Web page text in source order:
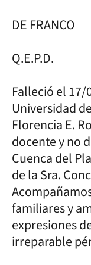
DE FRANCO
Q.E.P.D.
Falleció el 17/
Universidad
Florencia E.
docente y no
Cuenca del
de la Sra.
familiares y
expresiones
irreparable